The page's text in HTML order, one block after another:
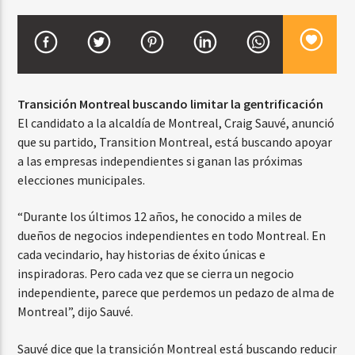
2:00 PM 5:00 PM
Transición Montreal buscando limitar la gentrificación
El candidato a la alcaldía de Montreal, Craig Sauvé, anunció
que su partido, Transition Montreal, está buscando apoyar
a las empresas independientes si ganan las próximas
elecciones municipales.
“Durante los últimos 12 años, he conocido a miles de
dueños de negocios independientes en todo Montreal. En
cada vecindario, hay historias de éxito únicas e
inspiradoras. Pero cada vez que se cierra un negocio
independiente, parece que perdemos un pedazo de alma de
Montreal”, dijo Sauvé.
Sauvé dice que la transición Montreal está buscando reducir